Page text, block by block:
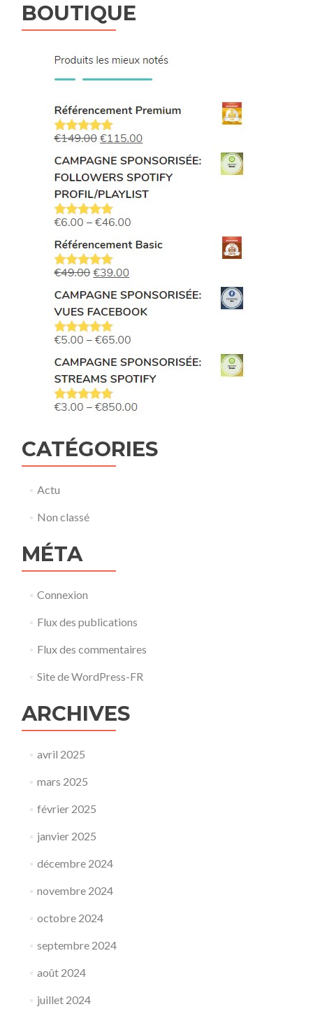
BOUTIQUE
CATÉGORIES
Actu
Non classé
MÉTA
Connexion
Flux des publications
Flux des commentaires
Site de WordPress-FR
ARCHIVES
avril 2025
mars 2025
février 2025
janvier 2025
décembre 2024
novembre 2024
octobre 2024
septembre 2024
août 2024
juillet 2024